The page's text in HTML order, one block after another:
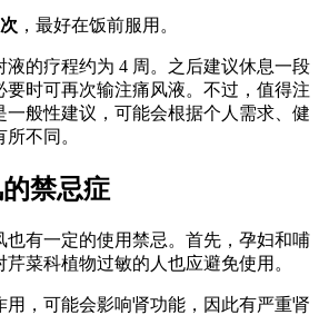
，最好在饭前服用。
的疗程约为 4 周。之后建议休息一段
要时可再次输注痛风液。不过，值得注
一般性建议，可能会根据个人需求、健
不同。
禁忌症
也有一定的使用禁忌。首先，孕妇和哺
菜科植物过敏的人也应避免使用。
用，可能会影响肾功能，因此有严重肾